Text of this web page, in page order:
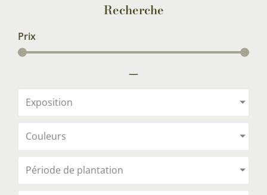
Recherche
Prix
—
Exposition
Couleurs
Période de plantation